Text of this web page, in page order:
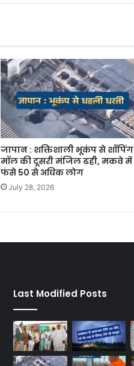
जापान : शक्तिशाली भूकंप से शॉपिंग
मॉल की दूसरी मंजिल ढही, मकवे में
फंसे 50 से अधिक लोग
July 28, 2026
Last Modified Posts